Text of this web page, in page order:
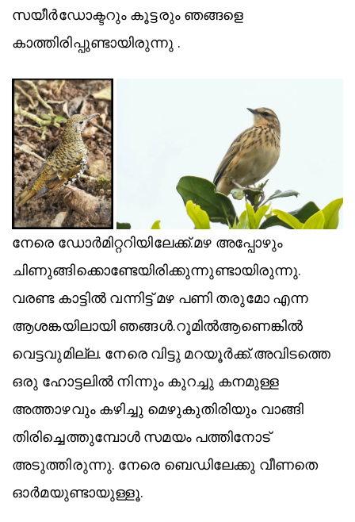
സയീർഡോക്ടറും കൂട്ടരും ഞങ്ങളെ
കാത്തിരിപ്പുണ്ടായിരുന്നു .
നേരെ ഡോർമിറ്ററിയിലേക്ക്.മഴ അപ്പോഴും
ചിണുങ്ങിക്കൊണ്ടേയിരിക്കുന്നുണ്ടായിരുന്നു.
വരണ്ട കാട്ടിൽ വന്നിട്ട് മഴ പണി തരുമോ എന്ന
ആശങ്കയിലായി ഞങ്ങൾ.റൂമിൽആണെങ്കിൽ
വെട്ടവുമില്ല. നേരെ വിട്ടു മറയൂർക്ക്.അവിടത്തെ
ഒരു ഹോട്ടലിൽ നിന്നും കുറച്ചു കനമുള്ള
അത്താഴവും കഴിച്ചു മെഴുകുതിരിയും വാങ്ങി
തിരിച്ചെത്തുമ്പോൾ സമയം പത്തിനോട്
അടുത്തിരുന്നു. നേരെ ബെഡിലേക്കു വീണതെ
ഓർമയുണ്ടായുള്ളൂ.